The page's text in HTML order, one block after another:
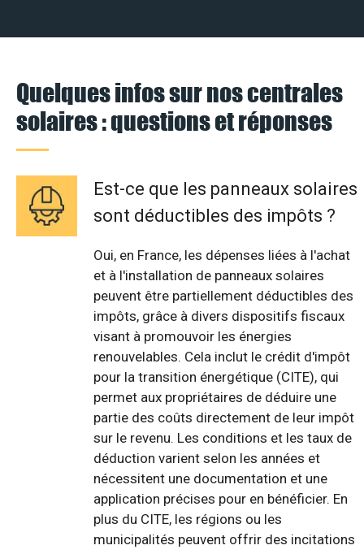
Quelques infos sur nos centrales
solaires : questions et réponses
Est-ce que les panneaux solaires
sont déductibles des impôts ?
Oui, en France, les dépenses liées à l'achat
et à l'installation de panneaux solaires
peuvent être partiellement déductibles des
impôts, grâce à divers dispositifs fiscaux
visant à promouvoir les énergies
renouvelables. Cela inclut le crédit d'impôt
pour la transition énergétique (CITE), qui
permet aux propriétaires de déduire une
partie des coûts directement de leur impôt
sur le revenu. Les conditions et les taux de
déduction varient selon les années et
nécessitent une documentation et une
application précises pour en bénéficier. En
plus du CITE, les régions ou les
municipalités peuvent offrir des incitations